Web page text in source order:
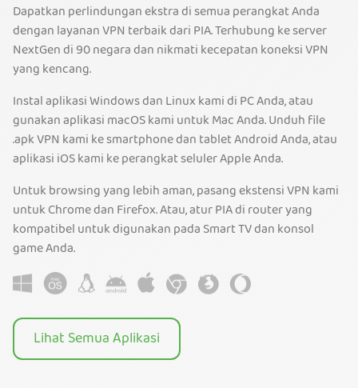
Dapatkan perlindungan ekstra di semua perangkat Anda
dengan layanan VPN terbaik dari PIA. Terhubung ke server
NextGen di 90 negara dan nikmati kecepatan koneksi VPN
yang kencang.
Instal aplikasi Windows dan Linux kami di PC Anda, atau
gunakan aplikasi macOS kami untuk Mac Anda. Unduh file
.apk VPN kami ke smartphone dan tablet Android Anda, atau
aplikasi iOS kami ke perangkat seluler Apple Anda.
Untuk browsing yang lebih aman, pasang ekstensi VPN kami
untuk Chrome dan Firefox. Atau, atur PIA di router yang
kompatibel untuk digunakan pada Smart TV dan konsol
game Anda.
Lihat Semua Aplikasi